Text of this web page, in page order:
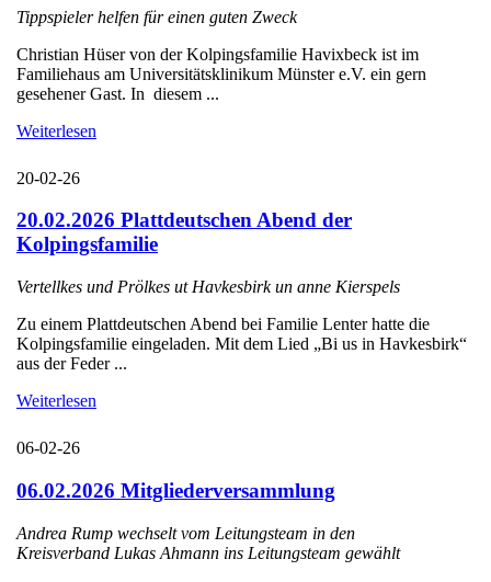
Tippspieler helfen für einen guten Zweck
Christian Hüser von der Kolpingsfamilie Havixbeck ist im
Familiehaus am Universitätsklinikum Münster e.V. ein gern
gesehener Gast. In diesem ...
Weiterlesen
20-02-26
20.02.2026 Plattdeutschen Abend der
Kolpingsfamilie
Vertellkes und Prölkes ut Havkesbirk un anne Kierspels
Zu einem Plattdeutschen Abend bei Familie Lenter hatte die
Kolpingsfamilie eingeladen. Mit dem Lied „Bi us in Havkesbirk“
aus der Feder ...
Weiterlesen
06-02-26
06.02.2026 Mitgliederversammlung
Andrea Rump wechselt vom Leitungsteam in den
Kreisverband Lukas Ahmann ins Leitungsteam gewählt